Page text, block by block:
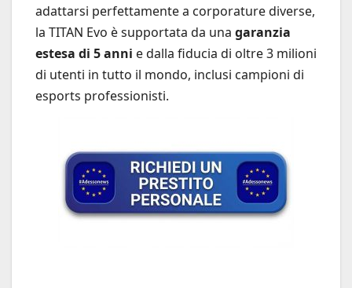
adattarsi perfettamente a corporature diverse,
la TITAN Evo è supportata da una garanzia
estesa di 5 anni e dalla fiducia di oltre 3 milioni
di utenti in tutto il mondo, inclusi campioni di
esports professionisti.